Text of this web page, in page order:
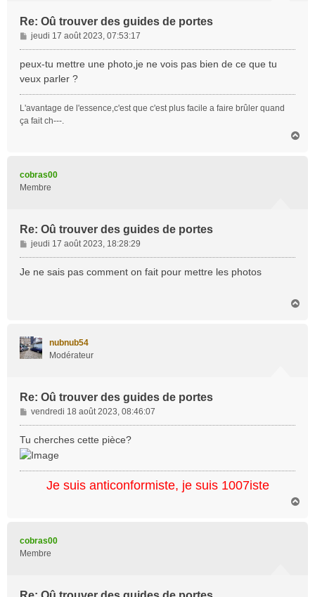
Re: Oû trouver des guides de portes
M
e
s
e
jeudi 17 août 2023, 07:53:17
peux-tu mettre une photo,je ne vois pas bien de ce que tu
veux parler ?
L'avantage de l'essence,c'est que c'est plus facile a faire brûler quand
ça fait ch---.
cobras00
Membre
Re: Oû trouver des guides de portes
M
e
s
jeudi 17 août 2023, 18:28:29
Je ne sais pas comment on fait pour mettre les photos
nubnub54
Modérateur
Re: Oû trouver des guides de portes
M
e
s
s
a
g
vendredi 18 août 2023, 08:46:07
Tu cherches cette pièce?
Je suis anticonformiste, je suis 1007iste
cobras00
Membre